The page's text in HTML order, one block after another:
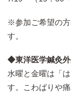
※参加ご希望の方
す。
◆東洋医学鍼灸外
水曜と金曜は「
す。こわばりや